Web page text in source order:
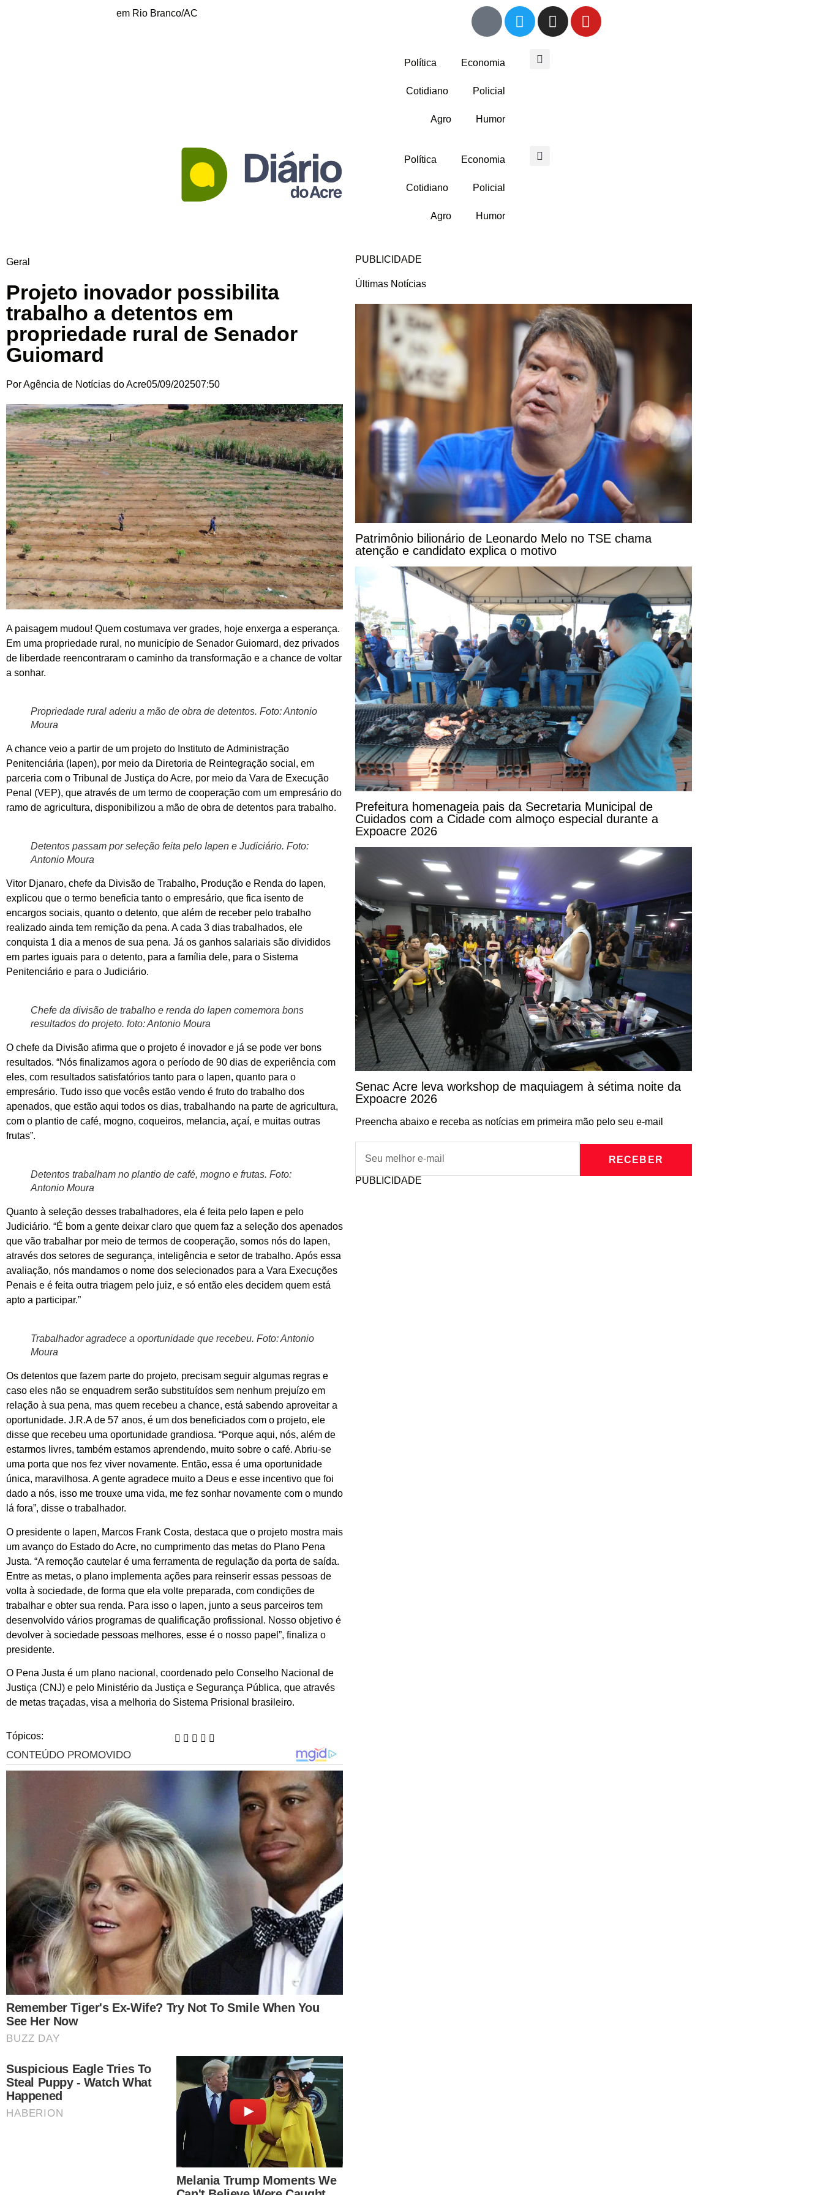
em Rio Branco/AC
Política Economia
Cotidiano Policial
Agro Humor
Política Economia
Cotidiano Policial
Agro Humor
Geral
Projeto inovador possibilita
trabalho a detentos em
propriedade rural de Senador
Guiomard
PorAgência de Notícias do Acre05/09/202507:50
A paisagem mudou! Quem costumava ver grades, hoje enxerga a esperança.
Em uma propriedade rural, no município de Senador Guiomard, dez privados
de liberdade reencontraram o caminho da transformação e a chance de voltar
a sonhar.
Propriedade rural aderiu a mão de obra de detentos. Foto: Antonio
Moura
A chance veio a partir de um projeto do Instituto de Administração
Penitenciária (Iapen), por meio da Diretoria de Reintegração social, em
parceria com o Tribunal de Justiça do Acre, por meio da Vara de Execução
Penal (VEP), que através de um termo de cooperação com um empresário do
ramo de agricultura, disponibilizou a mão de obra de detentos para trabalho.
Detentos passam por seleção feita pelo Iapen e Judiciário. Foto:
Antonio Moura
Vitor Djanaro, chefe da Divisão de Trabalho, Produção e Renda do Iapen,
explicou que o termo beneficia tanto o empresário, que fica isento de
encargos sociais, quanto o detento, que além de receber pelo trabalho
realizado ainda tem remição da pena. A cada 3 dias trabalhados, ele
conquista 1 dia a menos de sua pena. Já os ganhos salariais são divididos
em partes iguais para o detento, para a família dele, para o Sistema
Penitenciário e para o Judiciário.
Chefe da divisão de trabalho e renda do Iapen comemora bons
resultados do projeto. foto: Antonio Moura
O chefe da Divisão afirma que o projeto é inovador e já se pode ver bons
resultados. “Nós finalizamos agora o período de 90 dias de experiência com
eles, com resultados satisfatórios tanto para o Iapen, quanto para o
empresário. Tudo isso que vocês estão vendo é fruto do trabalho dos
apenados, que estão aqui todos os dias, trabalhando na parte de agricultura,
com o plantio de café, mogno, coqueiros, melancia, açaí, e muitas outras
frutas”.
Detentos trabalham no plantio de café, mogno e frutas. Foto:
Antonio Moura
Quanto à seleção desses trabalhadores, ela é feita pelo Iapen e pelo
Judiciário. “É bom a gente deixar claro que quem faz a seleção dos apenados
que vão trabalhar por meio de termos de cooperação, somos nós do Iapen,
através dos setores de segurança, inteligência e setor de trabalho. Após essa
avaliação, nós mandamos o nome dos selecionados para a Vara Execuções
Penais e é feita outra triagem pelo juiz, e só então eles decidem quem está
apto a participar.”
Trabalhador agradece a oportunidade que recebeu. Foto: Antonio
Moura
Os detentos que fazem parte do projeto, precisam seguir algumas regras e
caso eles não se enquadrem serão substituídos sem nenhum prejuízo em
relação à sua pena, mas quem recebeu a chance, está sabendo aproveitar a
oportunidade. J.R.A de 57 anos, é um dos beneficiados com o projeto, ele
disse que recebeu uma oportunidade grandiosa. “Porque aqui, nós, além de
estarmos livres, também estamos aprendendo, muito sobre o café. Abriu-se
uma porta que nos fez viver novamente. Então, essa é uma oportunidade
única, maravilhosa. A gente agradece muito a Deus e esse incentivo que foi
dado a nós, isso me trouxe uma vida, me fez sonhar novamente com o mundo
lá fora”, disse o trabalhador.
O presidente o Iapen, Marcos Frank Costa, destaca que o projeto mostra mais
um avanço do Estado do Acre, no cumprimento das metas do Plano Pena
Justa. “A remoção cautelar é uma ferramenta de regulação da porta de saída.
Entre as metas, o plano implementa ações para reinserir essas pessoas de
volta à sociedade, de forma que ela volte preparada, com condições de
trabalhar e obter sua renda. Para isso o Iapen, junto a seus parceiros tem
desenvolvido vários programas de qualificação profissional. Nosso objetivo é
devolver à sociedade pessoas melhores, esse é o nosso papel”, finaliza o
presidente.
O Pena Justa é um plano nacional, coordenado pelo Conselho Nacional de
Justiça (CNJ) e pelo Ministério da Justiça e Segurança Pública, que através
de metas traçadas, visa a melhoria do Sistema Prisional brasileiro.
Tópicos:
PUBLICIDADE
Últimas Notícias
Patrimônio bilionário de Leonardo Melo no TSE chama
atenção e candidato explica o motivo
Prefeitura homenageia pais da Secretaria Municipal de
Cuidados com a Cidade com almoço especial durante a
Expoacre 2026
Senac Acre leva workshop de maquiagem à sétima noite da
Expoacre 2026
Preencha abaixo e receba as notícias em primeira mão pelo seu e-mail
RECEBER
PUBLICIDADE